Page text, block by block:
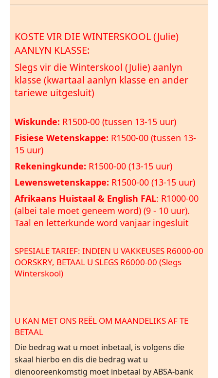
KOSTE VIR DIE WINTERSKOOL (Julie)
AANLYN KLASSE:
Slegs vir die Winterskool (Julie) aanlyn
klasse (kwartaal aanlyn klasse en ander
tariewe uitgesluit)
Wiskunde: R1500-00 (tussen 13-15 uur)
Fisiese Wetenskappe: R1500-00 (tussen 13-
15 uur)
Rekeningkunde: R1500-00 (13-15 uur)
Lewenswetenskappe: R1500-00 (13-15 uur)
Afrikaans Huistaal & English FAL: R1000-00
(albei tale moet geneem word) (9 - 10 uur).
Taal en letterkunde word vanjaar ingesluit
SPESIALE TARIEF: INDIEN U VAKKEUSES R6000-00
OORSKRY, BETAAL U SLEGS R6000-00 (Slegs
Winterskool)
U KAN MET ONS REËL OM MAANDELIKS AF TE
BETAAL
Die bedrag wat u moet inbetaal, is volgens die
skaal hierbo en dis die bedrag wat u
dienooreenkomstig moet inbetaal by ABSA-bank